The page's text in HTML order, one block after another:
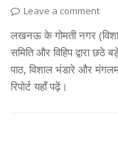
Leave a comment
लखनऊ के गोमती नगर
समिति और विहिप द्वारा
पाठ, विशाल भंडारे और
रिपोर्ट यहाँ पढ़ें।